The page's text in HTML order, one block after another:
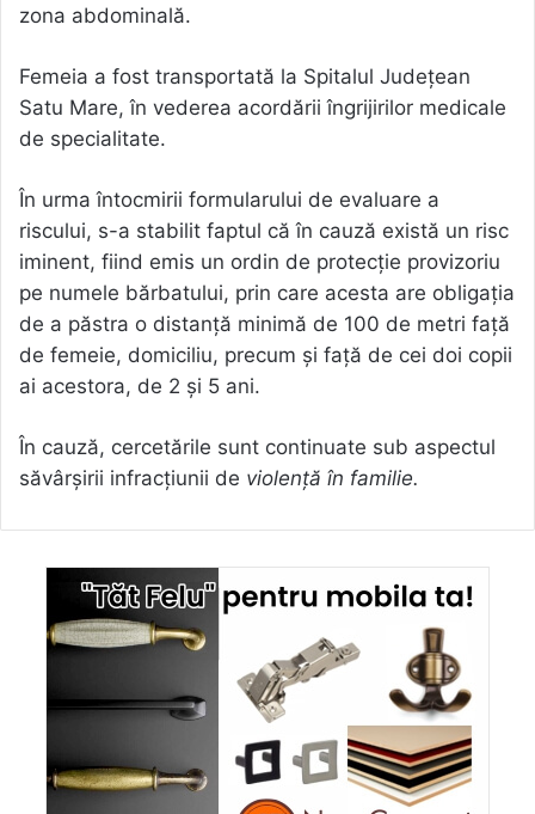
zona abdominală.
Femeia a fost transportată la Spitalul Județean
Satu Mare, în vederea acordării îngrijirilor medicale
de specialitate.
În urma întocmirii formularului de evaluare a
riscului, s-a stabilit faptul că în cauză există un risc
iminent, fiind emis un ordin de protecție provizoriu
pe numele bărbatului, prin care acesta are obligația
de a păstra o distanță minimă de 100 de metri față
de femeie, domiciliu, precum și față de cei doi copii
ai acestora, de 2 și 5 ani.
În cauză, cercetările sunt continuate sub aspectul
săvârșirii infracțiunii de violență în familie.